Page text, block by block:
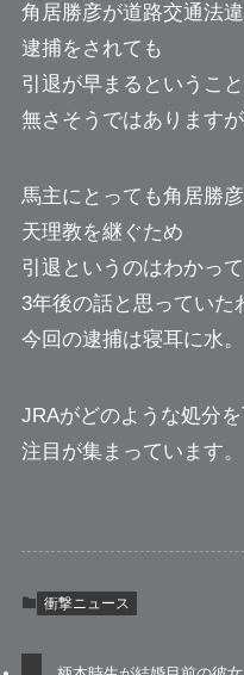
角居勝彦が道路交通法
逮捕をされても
引退が早まるというこ
無さそうではあります
馬主にとっても角居勝
天理教を継ぐため
引退というのはわかっ
3年後の話と思っていた
今回の逮捕は寝耳に水。
JRAがどのような処分
注目が集まっています。
衝撃ニュース